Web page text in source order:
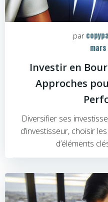
par
mars
Investir en
Approches
Diversifier ses
d’investisseur, choisir
d’éléments